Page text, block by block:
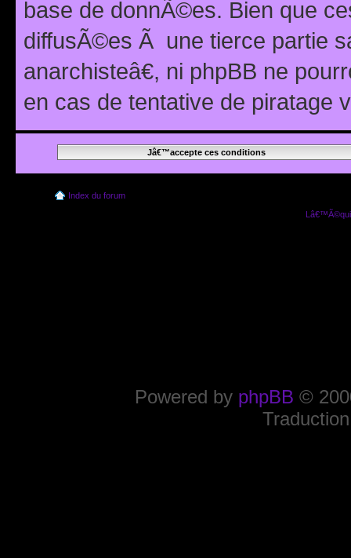
base de donnÃ©es. Bien que
diffusÃ©es Ã une tierce partie
anarchisteâ€, ni phpBB ne
en cas de tentative de piratage
Index du forum
Powered by phpBB ©